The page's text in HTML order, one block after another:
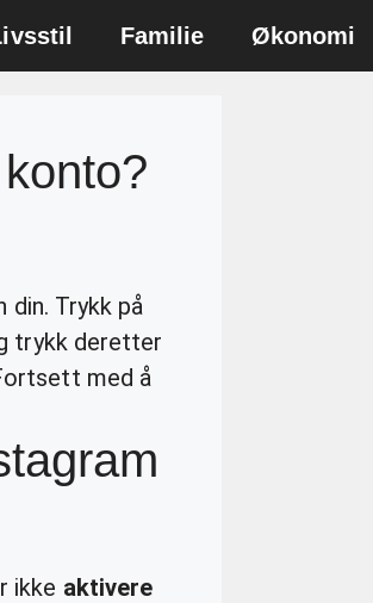
Familie Økonomi
Trykk på
trykk deretter
med å
ikke aktivere